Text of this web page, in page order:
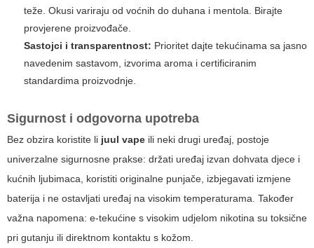
teže. Okusi variraju od voćnih do duhana i mentola. Birajte
provjerene proizvođače.
Sastojci i transparentnost: Prioritet dajte tekućinama sa jasno
navedenim sastavom, izvorima aroma i certificiranim
standardima proizvodnje.
Sigurnost i odgovorna upotreba
Bez obzira koristite li juul vape ili neki drugi uređaj, postoje
univerzalne sigurnosne prakse: držati uređaj izvan dohvata djece i
kućnih ljubimaca, koristiti originalne punjače, izbjegavati izmjene
baterija i ne ostavljati uređaj na visokim temperaturama. Također
važna napomena: e-tekućine s visokim udjelom nikotina su toksične
pri gutanju ili direktnom kontaktu s kožom.